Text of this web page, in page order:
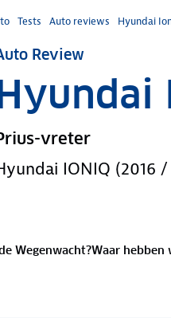
Tests Auto reviews Hyundai
Review
vreter
IONIQ (2016 /
Wegenwacht?Waar hebben